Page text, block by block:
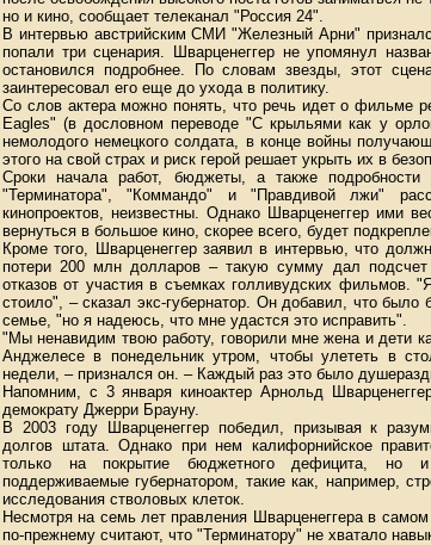
но и кино, сообщает телеканал "Россия 24".
В интервью австрийским СМИ "Железный Арни"
попали три сценария. Шварценеггер не упомянул
остановился подробнее. По словам звезды, этот
заинтересовал его еще до ухода в политику.
Со слов актера можно понять, что речь идет о фильме
Eagles" (в дословном переводе "С крыльями как у
немолодого немецкого солдата, в конце войны
этого на свой страх и риск герой решает укрыть их в
Сроки начала работ, бюджеты, а также подробности
"Терминатора", "Коммандо" и "Правдивой лжи"
кинопроектов, неизвестны. Однако Шварценеггер ими
вернуться в большое кино, скорее всего, будет
Кроме того, Шварценеггер заявил в интервью, что
потери 200 млн долларов – такую сумму дал
отказов от участия в съемках голливудских
стоило", – сказал экс-губернатор. Он добавил, что
семье, "но я надеюсь, что мне удастся это исправить".
"Мы ненавидим твою работу, говорили мне жена и дети
Анджелесе в понедельник утром, чтобы улететь в
недели, – признался он. – Каждый раз это было
Напомним, с 3 января киноактер Арнольд
демократу Джерри Брауну.
В 2003 году Шварценеггер победил, призывая к
долгов штата. Однако при нем калифорнийское
только на покрытие бюджетного дефицита, но
поддерживаемые губернатором, такие как, например,
исследования стволовых клеток.
Несмотря на семь лет правления Шварценеггера в
по-прежнему считают, что "Терминатору" не хватало